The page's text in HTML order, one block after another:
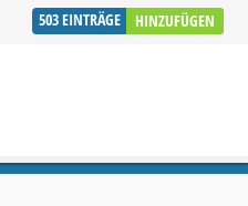
503EINTRÄGE HINZUFÜGEN